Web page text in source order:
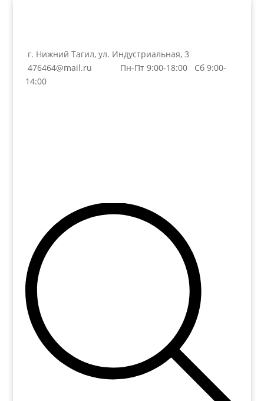
г. Нижний Тагил, ул. Индустриальная, 3
476464@mail.ru
Пн-Пт 9:00-18:00 Сб 9:00-
14:00